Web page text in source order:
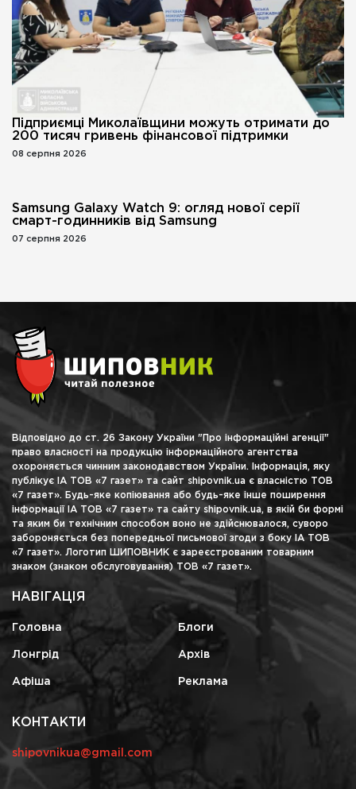
Підприємці Миколаївщини можуть отримати до
200 тисяч гривень фінансової підтримки
08 серпня 2026
Samsung Galaxy Watch 9: огляд нової серії
смарт-годинників від Samsung
07 серпня 2026
Відповідно до ст. 26 Закону України "Про інформаційні агенції"
право власності на продукцію інформаційного агентства
охороняється чинним законодавством України. Інформація, яку
публікує ІА ТОВ «7 газет» та сайт shipovnik.ua є власністю ТОВ
«7 газет». Будь-яке копіювання або будь-яке інше поширення
інформації ІА ТОВ «7 газет» та сайту shipovnik.ua, в якій би формі
та яким би технічним способом воно не здійснювалося, суворо
забороняється без попередньої письмової згоди з боку ІА ТОВ
«7 газет». Логотип ШИПОВНИК є зареєстрованим товарним
знаком (знаком обслуговування) ТОВ «7 газет».
НАВІГАЦІЯ
Головна Блоги
Лонгрід Архів
Афіша Реклама
КОНТАКТИ
shipovnikua@gmail.com